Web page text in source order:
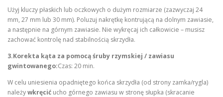
Użyj kluczy płaskich lub oczkowych o dużym rozmiarze (zazwyczaj 24
mm, 27 mm lub 30 mm). Poluzuj nakrętkę kontrującą na dolnym zawiasie,
a następnie na górnym zawiasie. Nie wykręcaj ich całkowicie – musisz
zachować kontrolę nad stabilnością skrzydła.
3.Korekta kąta za pomocą śruby rzymskiej / zawiasu
gwintowanego:Czas: 20 min.
W celu uniesienia opadniętego końca skrzydła (od strony zamka/rygla)
należywkręcić ucho górnego zawiasu w stronę słupka (skracanie